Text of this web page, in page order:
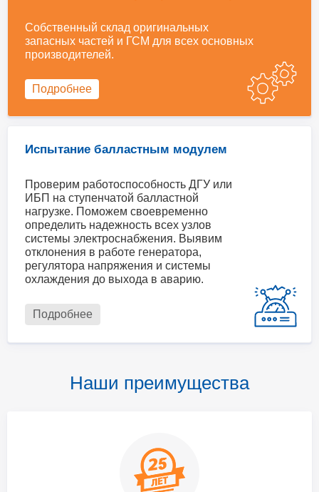
Собственный склад оригинальных
запасных частей и ГСМ для всех основных
производителей.
Подробнее
Испытание балластным модулем
Проверим работоспособность ДГУ или
ИБП на ступенчатой балластной
нагрузке. Поможем своевременно
определить надежность всех узлов
системы электроснабжения. Выявим
отклонения в работе генератора,
регулятора напряжения и системы
охлаждения до выхода в аварию.
Подробнее
Наши преимущества